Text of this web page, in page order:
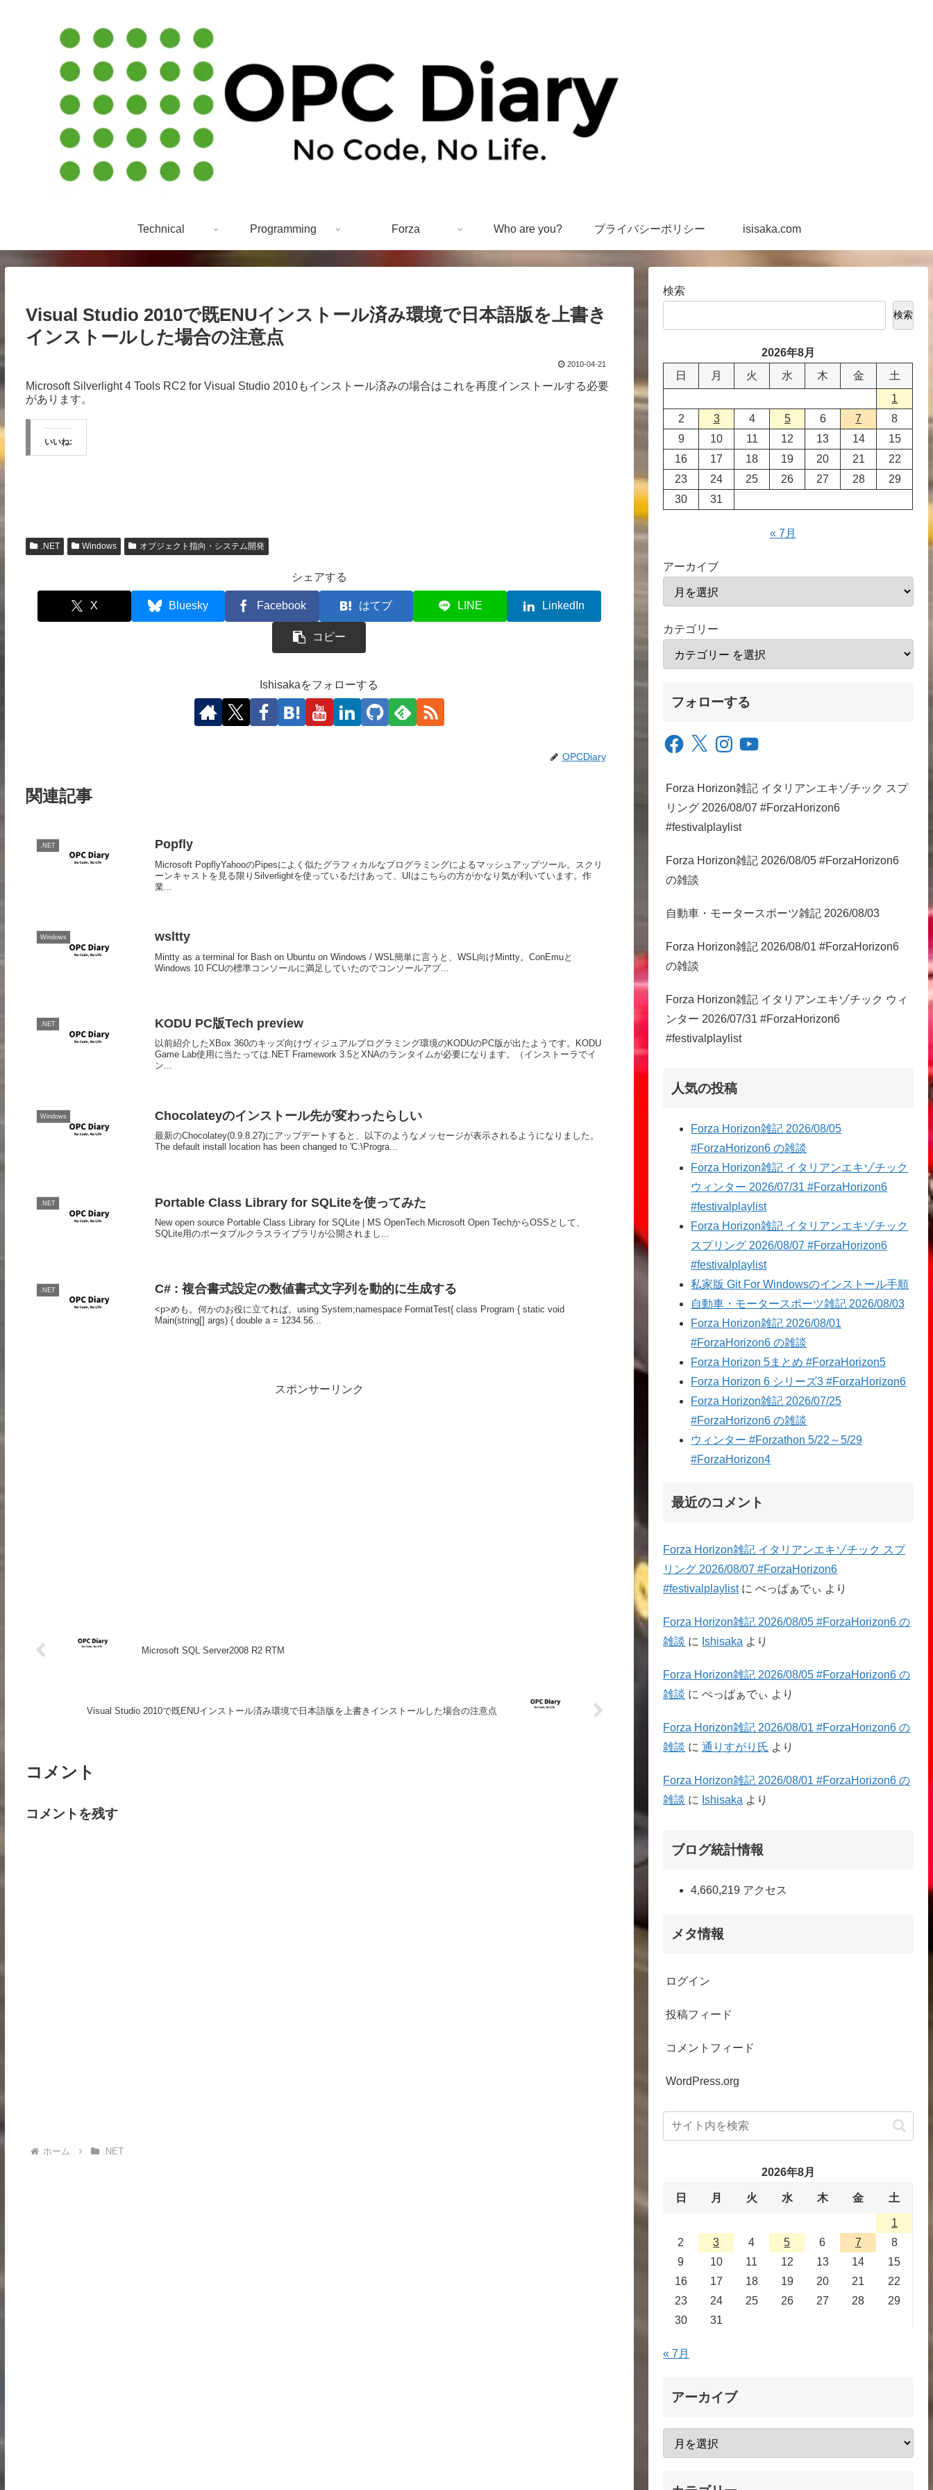
Technical Programming Forza Who are you? プライバシーポリシー isisaka.com
Visual Studio 2010で既ENUインストール済み環境で日本語版を上書き
インストールした場合の注意点
2010-04-21
Microsoft Silverlight 4 Tools RC2 for Visual Studio 2010もインストール済みの場合はこれを再度インストールする必要
があります。
いいね:
.NET Windows オブジェクト指向・システム開発
シェアする
X Bluesky Facebook はてブ LINE LinkedIn
コピー
Ishisakaをフォローする
OPCDiary
関連記事
.NET Popfly
Microsoft PopflyYahooのPipesによく似たグラフィカルなプログラミングによるマッシュアップツール。スクリ
ーンキャストを見る限りSilverlightを使っているだけあって、UIはこちらの方がかなり気が利いています。作
業...
Windows wsltty
Mintty as a terminal for Bash on Ubuntu on Windows / WSL簡単に言うと、WSL向けMintty。ConEmuと
Windows 10 FCUの標準コンソールに満足していたのでコンソールアプ...
.NET KODU PC版Tech preview
以前紹介したXBox 360のキッズ向けヴィジュアルプログラミング環境のKODUのPC版が出たようです。KODU
Game Lab使用に当たっては.NET Framework 3.5とXNAのランタイムが必要になります。（インストーラでイ
ン...
Windows Chocolateyのインストール先が変わったらしい
最新のChocolatey(0.9.8.27)にアップデートすると、以下のようなメッセージが表示されるようになりました。
The default install location has been changed to 'C:\Progra...
.NET Portable Class Library for SQLiteを使ってみた
New open source Portable Class Library for SQLite | MS OpenTech.Microsoft Open TechからOSSとして、
SQLite用のポータブルクラスライブラリが公開されまし...
.NET C# : 複合書式設定の数値書式文字列を動的に生成する
<p>めも。何かのお役に立てれば。using System;namespace FormatTest{ class Program { static void
Main(string[] args) { double a = 1234.56...
スポンサーリンク
Microsoft SQL Server2008 R2 RTM
Visual Studio 2010で既ENUインストール済み環境で日本語版を上書きインストールした場合の注意点
コメント
コメントを残す
ホーム .NET
検索
検索
2026年8月
日
月 火 水 木 金
土
1
2
3 4 5 6 7
8
9
10 11 12 13 14
15
16
17 18 19 20 21
22
23
24 25 26 27 28
29
30
31
« 7月
アーカイブ
カテゴリー
フォローする
Facebook
X InstagramYouTube
Forza Horizon雑記 イタリアンエキゾチック スプ
リング 2026/08/07 #ForzaHorizon6
#festivalplaylist
Forza Horizon雑記 2026/08/05 #ForzaHorizon6
の雑談
自動車・モータースポーツ雑記 2026/08/03
Forza Horizon雑記 2026/08/01 #ForzaHorizon6
の雑談
Forza Horizon雑記 イタリアンエキゾチック ウィ
ンター 2026/07/31 #ForzaHorizon6
#festivalplaylist
人気の投稿
Forza Horizon雑記 2026/08/05
#ForzaHorizon6 の雑談
Forza Horizon雑記 イタリアンエキゾチック
ウィンター 2026/07/31 #ForzaHorizon6
#festivalplaylist
Forza Horizon雑記 イタリアンエキゾチック
スプリング 2026/08/07 #ForzaHorizon6
#festivalplaylist
私家版 Git For Windowsのインストール手順
自動車・モータースポーツ雑記 2026/08/03
Forza Horizon雑記 2026/08/01
#ForzaHorizon6 の雑談
Forza Horizon 5まとめ #ForzaHorizon5
Forza Horizon 6 シリーズ3 #ForzaHorizon6
Forza Horizon雑記 2026/07/25
#ForzaHorizon6 の雑談
ウィンター #Forzathon 5/22～5/29
#ForzaHorizon4
最近のコメント
Forza Horizon雑記 イタリアンエキゾチック スプ
リング 2026/08/07 #ForzaHorizon6
#festivalplaylistにぺっぱぁでぃ より
Forza Horizon雑記 2026/08/05 #ForzaHorizon6 の
雑談 に Ishisaka より
Forza Horizon雑記 2026/08/05 #ForzaHorizon6 の
雑談 にぺっぱぁでぃ より
Forza Horizon雑記 2026/08/01 #ForzaHorizon6 の
雑談 に通りすがり氏 より
Forza Horizon雑記 2026/08/01 #ForzaHorizon6 の
雑談 に Ishisaka より
ブログ統計情報
4,660,219 アクセス
メタ情報
ログイン
投稿フィード
コメントフィード
WordPress.org
2026年8月
日 月 火 水 木 金 土
1
2
3 4 5 6 7
8
9
10 11 12 13 14
15
16
17 18 19 20 21
22
23
24 25 26 27 28
29
30
31
« 7月
アーカイブ